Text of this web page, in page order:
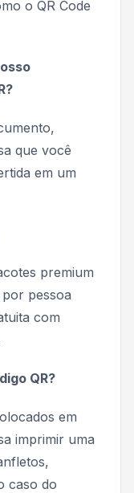
o QR Code
que você
em um
premium
pessoa
com
QR?
em
imprimir uma
caso do